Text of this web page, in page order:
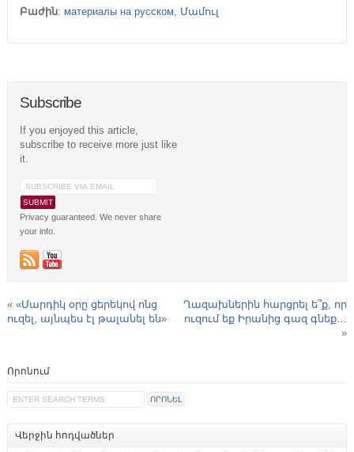
Բաժին: материалы на русском, Մամուլ
Subscribe
If you enjoyed this article,
subscribe to receive more just like
it.
Privacy guaranteed. We never share
your info.
« «Մարդիկ օրը ցերեկով ոնց
ուզել, այնպես էլ թալանել են»
Ղազախներին հարցրել ե՞ք, որ
ուզում եք Իրանից գազ գնեք…
»
Որոնում
Վերջին հոդվածներ